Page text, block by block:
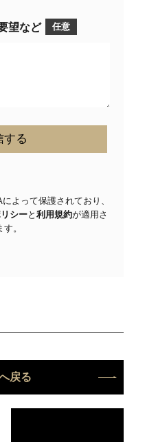
望など 任意
よって保護されており、
シーと 利用規約が適用さ
。
戻る